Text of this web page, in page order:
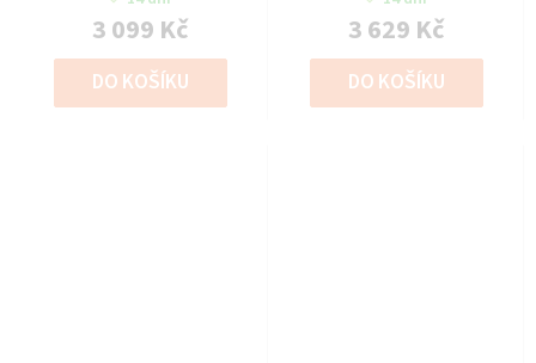
3 099 Kč
DO KOŠÍKU
3 629 Kč
DO KOŠÍKU